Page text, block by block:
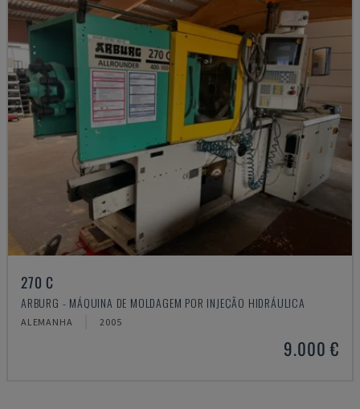
270 C
ARBURG - MÁQUINA DE MOLDAGEM POR INJEÇÃO HIDRÁULICA
ALEMANHA 2005
9.000 €